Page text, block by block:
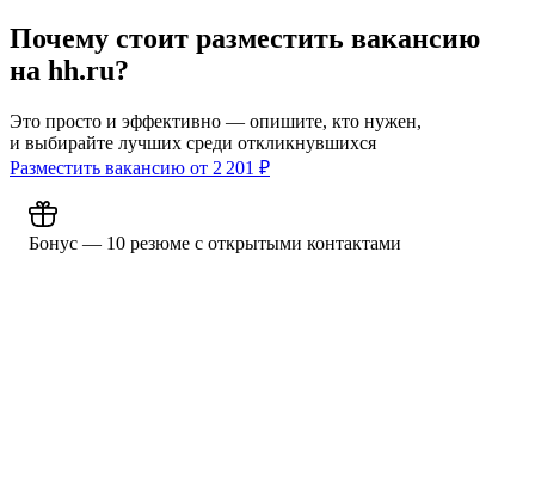
Почему стоит разместить вакансию
на hh.ru?
Это просто и эффективно — опишите, кто нужен,
и выбирайте лучших среди откликнувшихся
Разместить вакансию от 2 201 ₽
Бонус — 10 резюме с открытыми контактами